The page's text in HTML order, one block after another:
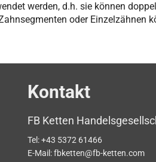
werden, d.h. sie können
oder Einzelzähnen
Kontakt
FB Ketten
Tel:+43 5372 61466
E-Mail:fbketten@fb-ketten.com